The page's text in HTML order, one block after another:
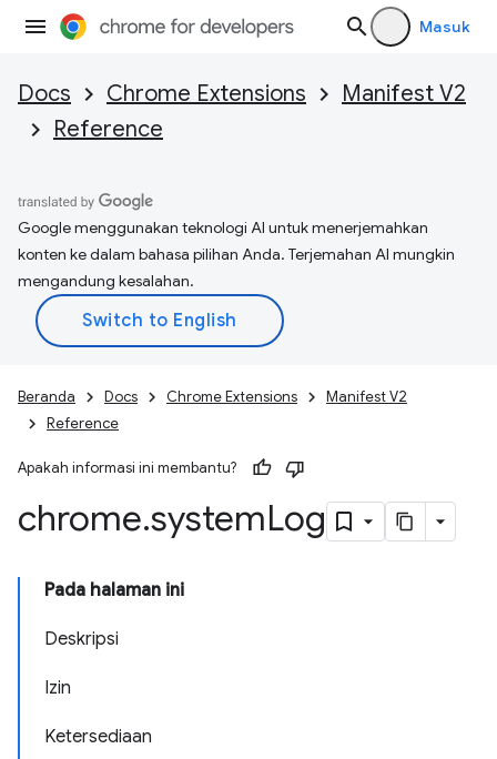
Masuk
Docs Chrome Extensions
Manifest V2
Reference
Google menggunakan teknologi AI untuk menerjemahkan
konten ke dalam bahasa pilihan Anda. Terjemahan AI mungkin
mengandung kesalahan.
Beranda Docs Chrome Extensions
Manifest V2
Reference
Apakah informasi ini membantu?
chrome.systemLog
Pada halaman ini
Deskripsi
Izin
Ketersediaan